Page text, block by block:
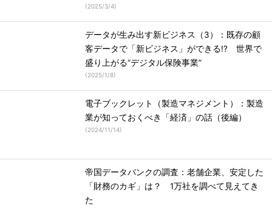
(2025/3/4)
データが生み出す新ビジネス（3）：既存の顧
客データで「新ビジネス」ができる!? 世界で
盛り上がる“デジタル保険事業”
(2025/1/8)
電子ブックレット（製造マネジメント）：製造
業が知っておくべき「経済」の話（後編）
(2024/11/14)
帝国データバンクの調査：老舗企業、安定した
「財務のカギ」は？ 1万社を調べて見えてき
た